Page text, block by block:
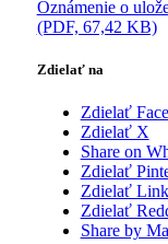
Oznámenie o
(PDF, 67,42 KB)
Zdielať na
Zdielať
Zdielať X
Share on
Zdielať
Zdielať
Zdielať
Share by